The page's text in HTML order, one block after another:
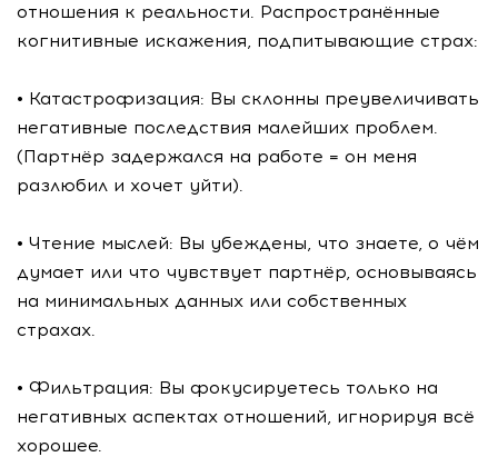
отношения к реальности. Распространённые
когнитивные искажения, подпитывающие страх:
• Катастрофизация: Вы склонны преувеличивать
негативные последствия малейших проблем.
(Партнёр задержался на работе = он меня
разлюбил и хочет уйти).
• Чтение мыслей: Вы убеждены, что знаете, о чём
думает или что чувствует партнёр, основываясь
на минимальных данных или собственных
страхах.
• Фильтрация: Вы фокусируетесь только на
негативных аспектах отношений, игнорируя всё
хорошее.